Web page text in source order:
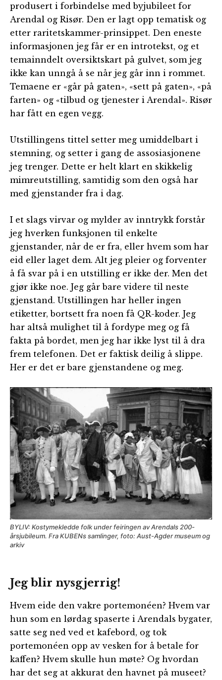
produsert i forbindelse med byjubileet for
Arendal og Risør. Den er lagt opp tematisk og
etter raritetskammer-prinsippet. Den eneste
informasjonen jeg får er en introtekst, og et
temainndelt oversiktskart på gulvet, som jeg
ikke kan unngå å se når jeg går inn i rommet.
Temaene er «går på gaten», «sett på gaten», «på
farten» og «tilbud og tjenester i Arendal». Risør
har fått en egen vegg.
Utstillingens tittel setter meg umiddelbart i
stemning, og setter i gang de assosiasjonene
jeg trenger. Dette er helt klart en skikkelig
mimreutstilling, samtidig som den også har
med gjenstander fra i dag.
I et slags virvar og mylder av inntrykk forstår
jeg hverken funksjonen til enkelte
gjenstander, når de er fra, eller hvem som har
eid eller laget dem. Alt jeg pleier og forventer
å få svar på i en utstilling er ikke der. Men det
gjør ikke noe. Jeg går bare videre til neste
gjenstand. Utstillingen har heller ingen
etiketter, bortsett fra noen få QR-koder. Jeg
har altså mulighet til å fordype meg og få
fakta på bordet, men jeg har ikke lyst til å dra
frem telefonen. Det er faktisk deilig å slippe.
Her er det er bare gjenstandene og meg.
BYLIV: Kostymekledde folk under feiringen av Arendals 200-
årsjubileum. Fra KUBENs samlinger, foto: Aust-Agder museum og
arkiv
Jeg blir nysgjerrig!
Hvem eide den vakre portemonéen? Hvem var
hun som en lørdag spaserte i Arendals bygater,
satte seg ned ved et kafebord, og tok
portemonéen opp av vesken for å betale for
kaffen? Hvem skulle hun møte? Og hvordan
har det seg at akkurat den havnet på museet?